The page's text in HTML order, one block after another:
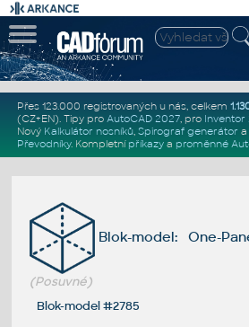
Přes 123.000 registrovaných u nás, celkem
(CZ+EN). Tipy pro AutoCAD 2027, pro Inventor
Nový Kalkulátor nosníků, Spirograf generátor a
Převodníky. Kompletní příkazya proměnné
Blok-model: One-
(Posuvné)
Blok-model #2785